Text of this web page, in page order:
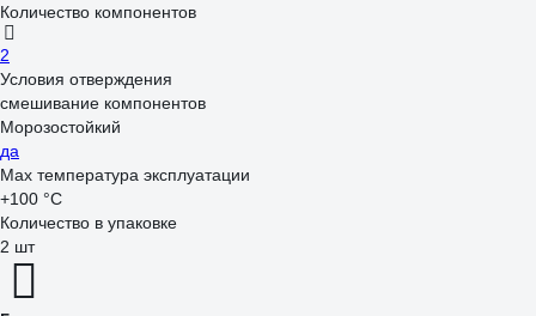
Количество компонентов
2
Условия отверждения
смешивание компонентов
Морозостойкий
да
Max температура эксплуатации
+100 °С
Количество в упаковке
2 шт